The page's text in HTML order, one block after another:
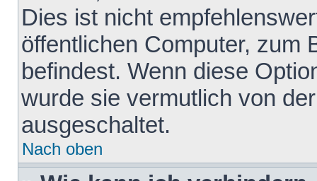
Dies ist nicht
öffentlichen Computer, zum
befindest. Wenn diese
wurde sie vermutlich von
ausgeschaltet.
Nach oben